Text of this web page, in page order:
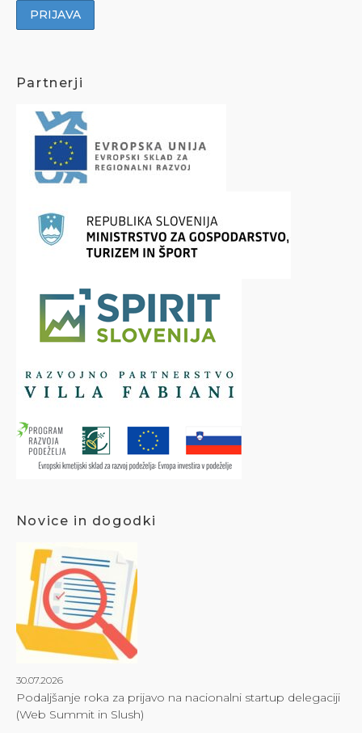
Partnerji
Novice in dogodki
30.07.2026
Podaljšanje roka za prijavo na nacionalni startup delegaciji
(Web Summit in Slush)